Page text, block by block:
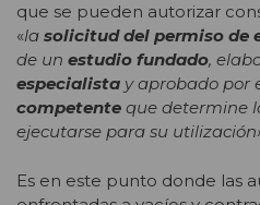
que se pueden autorizar
«la solicitud del permiso de
de un estudio fundado,
especialista y aprobado por
competente que determine
ejecutarse para su
Es en este punto donde las